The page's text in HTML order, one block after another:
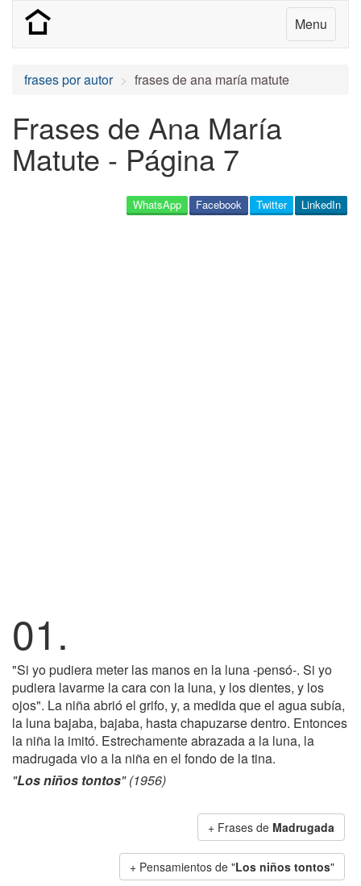
Menu
frases por autor frases de ana maría matute
Frases de Ana María
Matute - Página 7
LinkedIn
Twitter
Facebook
WhatsApp
01.
"Si yo pudiera meter las manos en la luna -pensó-. Si yo
pudiera lavarme la cara con la luna, y los dientes, y los
ojos". La niña abrió el grifo, y, a medida que el agua subía,
la luna bajaba, bajaba, hasta chapuzarse dentro. Entonces
la niña la imitó. Estrechamente abrazada a la luna, la
madrugada vio a la niña en el fondo de la tina.
"Los niños tontos" (1956)
+ Frases de Madrugada
+ Pensamientos de "Los niños tontos"